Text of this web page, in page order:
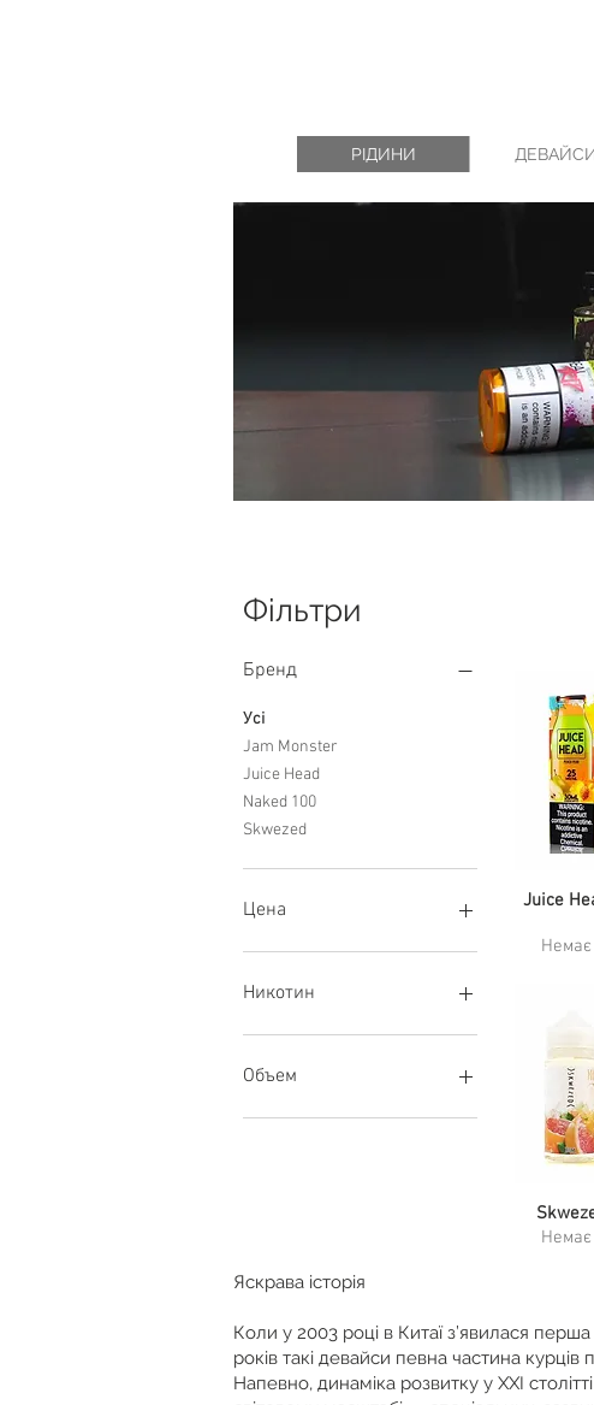
РІДИНИ
Фільтри
Бренд
Усі
Jam Monster
Juice Head
Naked 100
Skwezed
Цена
Никотин
25 мг/мл
3 мг/мл
50 мг/мл
Объем
100 мл
Juice
Немає
Немає
Яскрава історія
Коли у 2003 році в Китаї з’явилася
років такі девайси певна частина
Напевно, динаміка розвитку у XXI